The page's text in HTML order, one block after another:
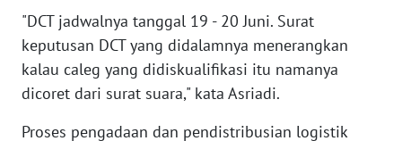
"DCT jadwalnya tanggal 19 - 20 Juni. Surat
keputusan DCT yang didalamnya menerangkan
kalau caleg yang didiskualifikasi itu namanya
dicoret dari surat suara," kata Asriadi.
Proses pengadaan dan pendistribusian logistik
JAMBI
WN
WN